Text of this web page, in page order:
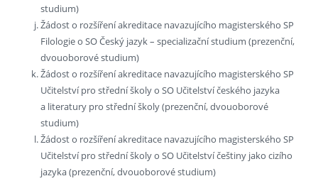
studium)
Žádost o rozšíření akreditace navazujícího magisterského SP
Filologie o SO Český jazyk – specializační studium (prezenční,
dvouoborové studium)
Žádost o rozšíření akreditace navazujícího magisterského SP
Učitelství pro střední školy o SO Učitelství českého jazyka
a literatury pro střední školy (prezenční, dvouoborové
studium)
Žádost o rozšíření akreditace navazujícího magisterského SP
Učitelství pro střední školy o SO Učitelství češtiny jako cizího
jazyka (prezenční, dvouoborové studium)